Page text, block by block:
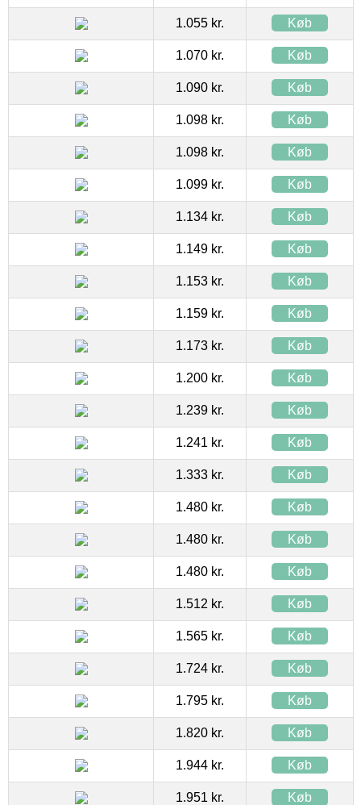
1.055 kr. Køb
1.070 kr. Køb
1.090 kr. Køb
1.098 kr. Køb
1.098 kr. Køb
1.099 kr. Køb
1.134 kr. Køb
1.149 kr. Køb
1.153 kr. Køb
1.159 kr. Køb
1.173 kr. Køb
1.200 kr. Køb
1.239 kr. Køb
1.241 kr. Køb
1.333 kr. Køb
1.480 kr. Køb
1.480 kr. Køb
1.480 kr. Køb
1.512 kr. Køb
1.565 kr. Køb
1.724 kr. Køb
1.795 kr. Køb
1.820 kr. Køb
1.944 kr. Køb
1.951 kr. Køb